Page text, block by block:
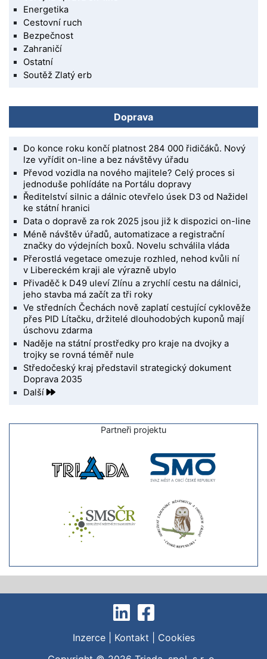
Energetika
Cestovní ruch
Bezpečnost
Zahraničí
Ostatní
Soutěž Zlatý erb
Doprava
Do konce roku končí platnost 284 000 řidičáků. Nový
lze vyřídit on-line a bez návštěvy úřadu
Převod vozidla na nového majitele? Celý proces si
jednoduše pohlídáte na Portálu dopravy
Ředitelství silnic a dálnic otevřelo úsek D3 od Nažidel
ke státní hranici
Data o dopravě za rok 2025 jsou již k dispozici on-line
Méně návštěv úřadů, automatizace a registrační
značky do výdejních boxů. Novelu schválila vláda
Přerostlá vegetace omezuje rozhled, nehod kvůli ní
v Libereckém kraji ale výrazně ubylo
Přivaděč k D49 uleví Zlínu a zrychlí cestu na dálnici,
jeho stavba má začít za tři roky
Ve středních Čechách nově zaplatí cestující cyklověže
přes PID Lítačku, držitelé dlouhodobých kuponů mají
úschovu zdarma
Naděje na státní prostředky pro kraje na dvojky a
trojky se rovná téměř nule
Středočeský kraj představil strategický dokument
Doprava 2035
Další
Partneři projektu
Inzerce| Kontakt
Cookies